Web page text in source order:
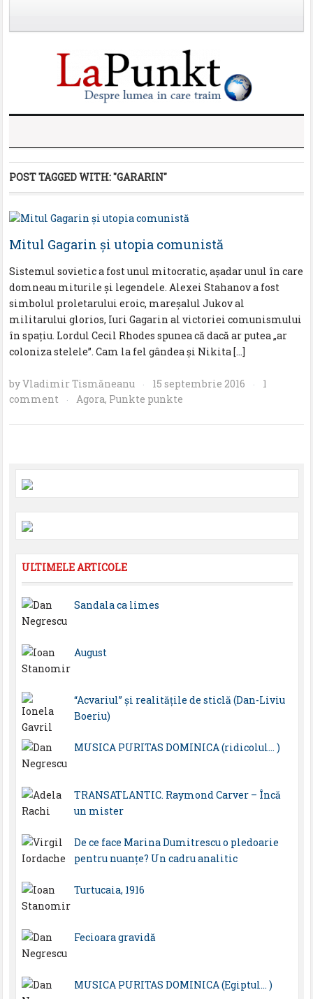
POST TAGGED WITH:"GARARIN"
Mitul Gagarin și utopia comunistă
Sistemul sovietic a fost unul mitocratic, așadar unul în care
domneau miturile și legendele. Alexei Stahanov a fost
simbolul proletarului eroic, mareșalul Jukov al
militarului glorios, Iuri Gagarin al victoriei comunismului
în spațiu. Lordul Cecil Rhodes spunea că dacă ar putea „ar
coloniza stelele”. Cam la fel gândea și Nikita […]
byVladimir Tismăneanu · 15 septembrie 2016 ·
1
comment
· Agora, Punkte punkte
ULTIMELE ARTICOLE
Sandala ca limes
August
“Acvariul” și realitățile de sticlă (Dan-Liviu
Boeriu)
MUSICA PURITAS DOMINICA (ridicolul… )
TRANSATLANTIC. Raymond Carver – Încă
un mister
De ce face Marina Dumitrescu o pledoarie
pentru nuanțe? Un cadru analitic
Turtucaia, 1916
Fecioara gravidă
MUSICA PURITAS DOMINICA (Egiptul… )